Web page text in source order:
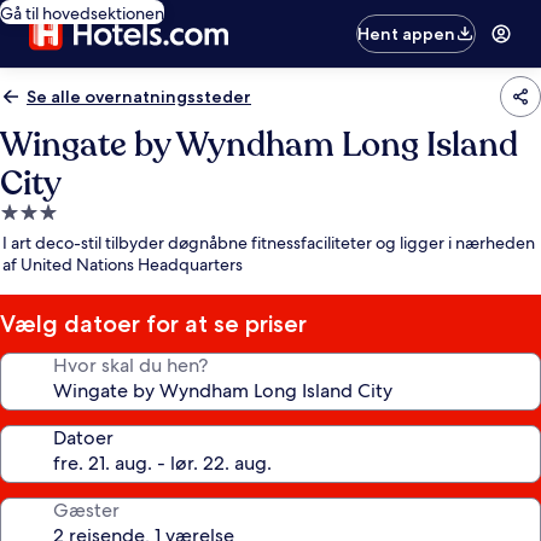
Gå til hovedsektionen
Hent appen
Se alle overnatningssteder
Wingate by Wyndham Long Island
City
3.0-
stjernet
overnatningssted
I art deco-stil tilbyder døgnåbne fitnessfaciliteter og ligger i nærheden
af United Nations Headquarters
Vælg datoer for at se priser
Hvor skal du hen?
Datoer
Gæster